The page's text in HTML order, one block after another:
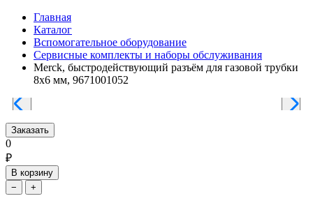
Главная
Каталог
Вспомогательное оборудование
Сервисные комплекты и наборы обслуживания
Merck, быстродействующий разъём для газовой трубки
8x6 мм, 9671001052
Заказать
0
₽
В корзину
−
+